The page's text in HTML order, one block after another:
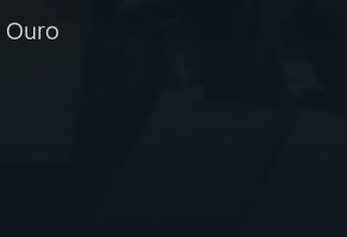
Ouro